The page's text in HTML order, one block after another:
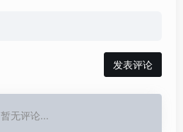
发表评论
暂无评论...